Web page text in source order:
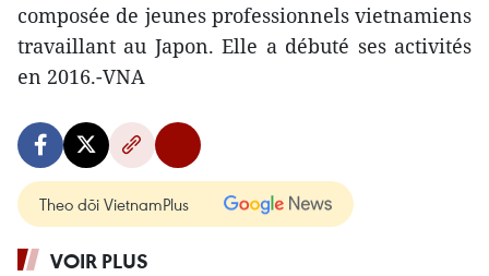
composée de jeunes professionnels vietnamiens
travaillant au Japon. Elle a débuté ses activités
en 2016.-VNA
Theo dõi VietnamPlus
VOIR PLUS